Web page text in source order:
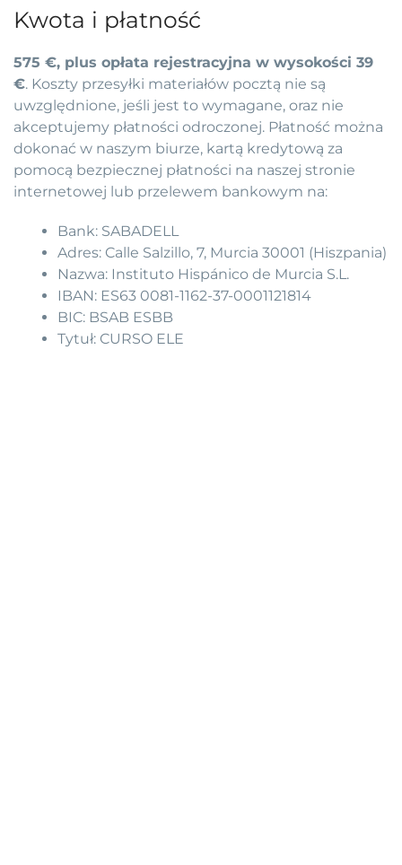
Kwota i płatność
575 €, plus opłata rejestracyjna w wysokości 39
€. Koszty przesyłki materiałów pocztą nie są
uwzględnione, jeśli jest to wymagane, oraz nie
akceptujemy płatności odroczonej. Płatność można
dokonać w naszym biurze, kartą kredytową za
pomocą bezpiecznej płatności na naszej stronie
internetowej lub przelewem bankowym na:
Bank: SABADELL
Adres: Calle Salzillo, 7, Murcia 30001 (Hiszpania)
Nazwa: Instituto Hispánico de Murcia S.L.
IBAN: ES63 0081-1162-37-0001121814
BIC: BSAB ESBB
Tytuł: CURSO ELE